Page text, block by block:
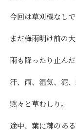
今回は草刈機なし
まだ梅雨明け前の
雨も降ったり止ん
汗、雨、湿気、泥
黙々と草むしり。
途中、葉に棘のあ